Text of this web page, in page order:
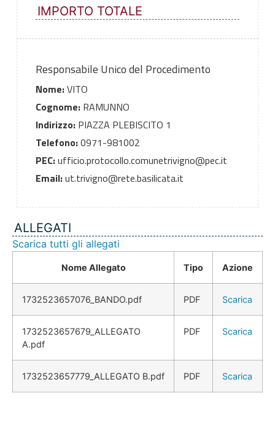
IMPORTO TOTALE
Responsabile Unico del Procedimento
Nome:VITO
Cognome:RAMUNNO
Indirizzo:PIAZZA PLEBISCITO 1
Telefono:0971-981002
PEC:ufficio.protocollo.comunetrivigno@pec.it
Email:ut.trivigno@rete.basilicata.it
ALLEGATI
Scarica tutti gli allegati
Nome Allegato Tipo Azione
1732523657076_BANDO.pdf PDF Scarica
1732523657679_ALLEGATO
A.pdf
PDF Scarica
1732523657779_ALLEGATO B.pdf PDF Scarica